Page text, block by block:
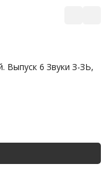
Выпуск 6 Звуки З-ЗЬ,